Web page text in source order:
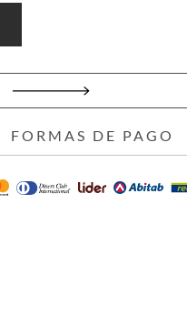
FORMAS DE PAGO